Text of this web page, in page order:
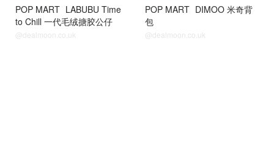
POP MART LABUBU Time
to Chill 一代毛绒搪胶公仔
@dealmoon.co.uk
POP MART DIMOO 米奇背
包
@dealmoon.co.uk